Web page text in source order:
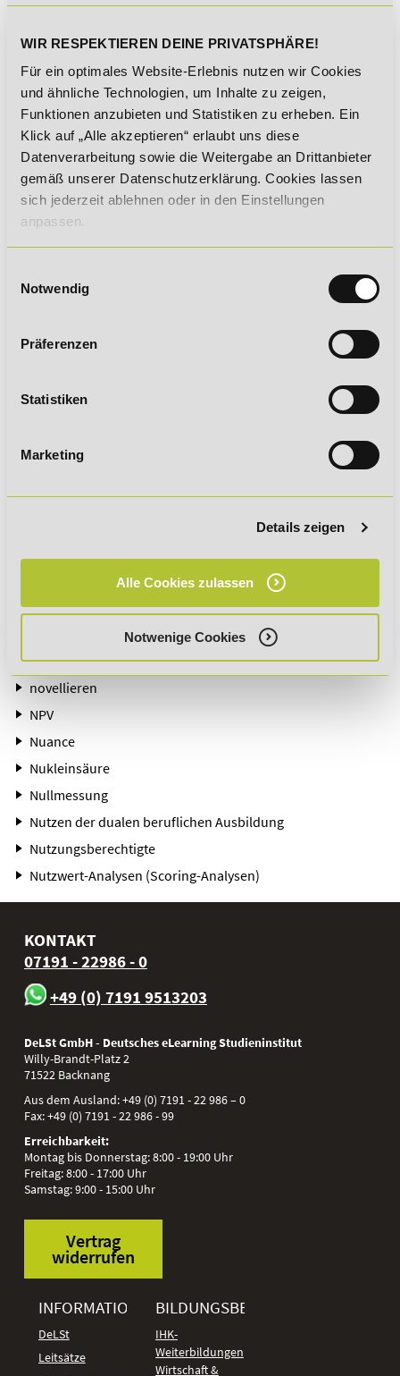
WIR RESPEKTIEREN DEINE PRIVATSPHÄRE!
Für ein optimales Website-Erlebnis nutzen wir Cookies
und ähnliche Technologien, um Inhalte zu zeigen,
Funktionen anzubieten und Statistiken zu erheben. Ein
Klick auf „Alle akzeptieren“ erlaubt uns diese
Datenverarbeitung sowie die Weitergabe an Drittanbieter
gemäß unserer Datenschutzerklärung. Cookies lassen
sich jederzeit ablehnen oder in den Einstellungen
anpassen.
Notwendig
Präferenzen
Statistiken
Marketing
Details zeigen
Alle Cookies zulassen
Notwenige Cookies
Neun-Felder-Matrix nach McKinsey
Neuro-Linguistisches Programmieren
Neuroinformatik
Neuronale Netze (Künstliche Neuronale Netze KNN)
Neutrale Aufwendungen
Neutralität
New Economy
New Work
Newslettermarketing
Nicht formatierte Daten
Nichtunionsware
Niederstwertprinzip
Noestimates
Normative Entscheidungstheorie
Normen
Normenhierarchie
North American Free Trade Agreement (NAFTA)
novellieren
NPV
Nuance
Nukleinsäure
Nullmessung
Nutzen der dualen beruflichen Ausbildung
Nutzungsberechtigte
Nutzwert-Analysen (Scoring-Analysen)
KONTAKT
07191 - 22986 - 0
+49 (0) 7191 9513203
DeLSt GmbH - Deutsches eLearning Studieninstitut
Willy-Brandt-Platz 2
71522 Backnang
Aus dem Ausland:+49 (0) 7191 - 22 986 – 0
Fax:+49 (0) 7191 - 22 986 - 99
Erreichbarkeit:
Montag bis Donnerstag: 8:00 - 19:00 Uhr
Freitag: 8:00 - 17:00 Uhr
Samstag: 9:00 - 15:00 Uhr
Vertrag
widerrufen
INFORMATIONEN
DeLSt
Leitsätze
BILDUNGSBEREICHE
IHK-
Weiterbildungen
Wirtschaft &